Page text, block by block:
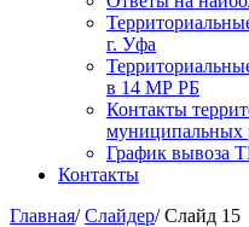
г. Уфа
в 14 МР РБ
Контакты
муниципальных
График вывоза
Контакты
Главная/ Слайдер/ Слайд 15